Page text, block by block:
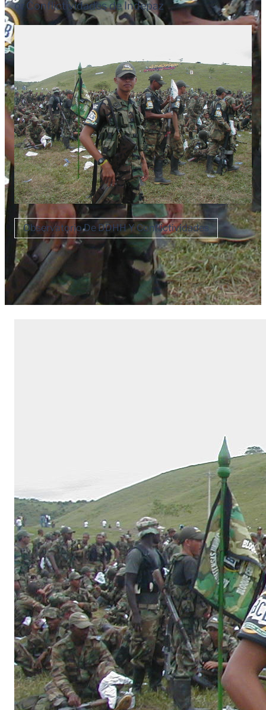
orConflictividades de Indepaz
Observatorio De DDHH Y Conflictividades